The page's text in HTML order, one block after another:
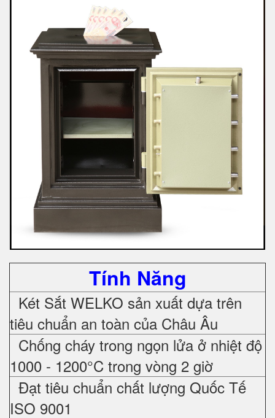
Tính Năng
Két Sắt WELKO sản xuất dựa trên
tiêu chuẩn an toàn của Châu Âu
Chống cháy trong ngọn lửa ở nhiệt độ
1000 - 1200°C trong vòng 2 giờ
Đạt tiêu chuẩn chất lượng Quốc Tế
ISO 9001